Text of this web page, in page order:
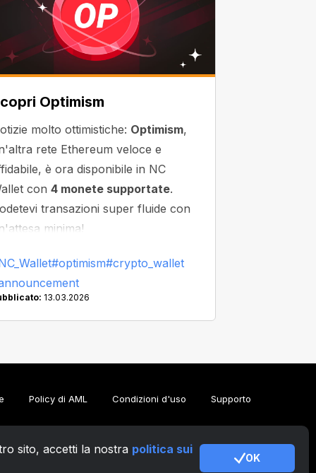
sito, accetti la nostra politica sui
OK
Optimism
molto ottimistiche: Optimism,
rete Ethereum veloce e
è ora disponibile in NC
con 4 monete supportate.
transazioni super fluide con
minima!
#optimism#crypto_wallet
13.03.2026
Policy di AML Condizioni d'uso Supporto